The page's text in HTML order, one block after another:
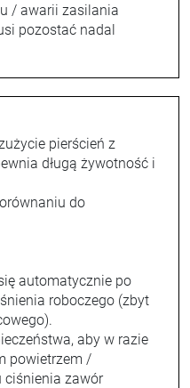
/ awarii zasilania
pozostać nadal
pierścień z
długą żywotność i
do
automatycznie po
roboczego (zbyt
aby w razie
powietrzem /
ciśnienia zawór